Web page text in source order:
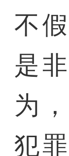
不
是
为
犯